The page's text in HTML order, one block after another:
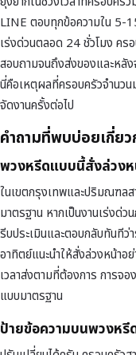
LINE ตอบทุกข้อความใน 5-
เร่งด่วนตลอด 24 ชั่วโมง คร
สอบถามจนถึงส่งของและหลั
นี่คือเหตุผลที่ครอบครัวจำนว
จัดงานครั้งต่อไป
คำถามที่พบบ่อยเกี่ย
พวงหรีดแบบนี้สั่งล่วงห
ในเขตกรุงเทพและปริมณฑล
มาตรฐาน หากเป็นงานเร่งด่
รีบประเมินและตอบกลับทันทีว่
อาทิตย์แนะนำให้สั่งล่วงหน้าอ
เวลาส่งตามที่ต้องการ การจ
แบบมาตรฐาน
ป้ายข้อความบนพวงหรี